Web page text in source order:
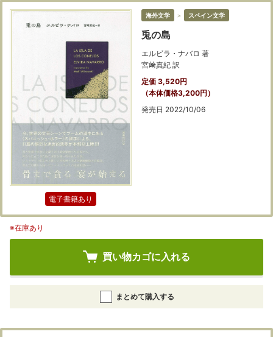
電子書籍あり
海外文学 ＞ スペイン文学
兎の島
エルビラ・ナバロ 著
宮﨑真紀 訳
定価 3,520円
（本体価格3,200円）
発売日 2022/10/06
※在庫あり
買い物カゴに入れる
まとめて購入する